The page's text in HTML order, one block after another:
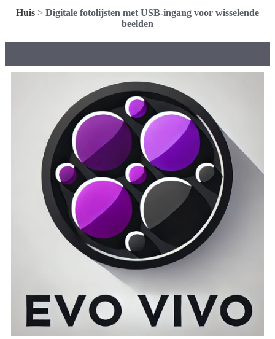
Huis > Digitale fotolijsten met USB-ingang voor wisselende
beelden